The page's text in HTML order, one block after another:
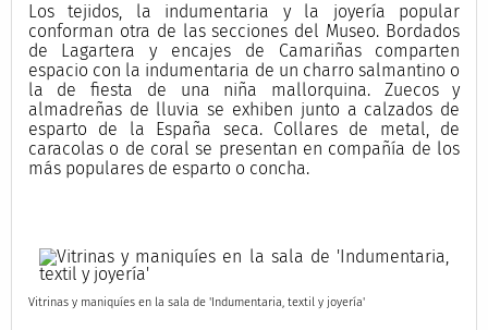
Los tejidos, la indumentaria y la joyería popular
conforman otra de las secciones del Museo. Bordados
de Lagartera y encajes de Camariñas comparten
espacio con la indumentaria de un charro salmantino o
la de fiesta de una niña mallorquina. Zuecos y
almadreñas de lluvia se exhiben junto a calzados de
esparto de la España seca. Collares de metal, de
caracolas o de coral se presentan en compañía de los
más populares de esparto o concha.
Vitrinas y maniquíes en la sala de 'Indumentaria, textil y joyería'